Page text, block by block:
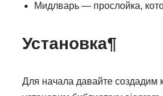
Мидлварь — прослойка,
Установка¶
Для начала давайте создадим